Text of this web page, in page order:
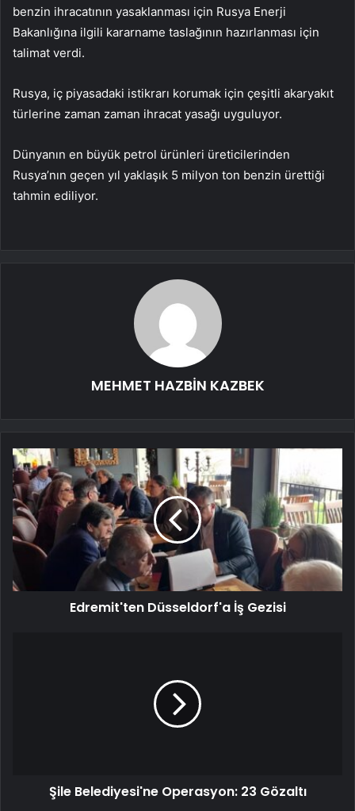
benzin ihracatının yasaklanması için Rusya Enerji
Bakanlığına ilgili kararname taslağının hazırlanması için
talimat verdi.
Rusya, iç piyasadaki istikrarı korumak için çeşitli akaryakıt
türlerine zaman zaman ihracat yasağı uyguluyor.
Dünyanın en büyük petrol ürünleri üreticilerinden
Rusya’nın geçen yıl yaklaşık 5 milyon ton benzin ürettiği
tahmin ediliyor.
MEHMET HAZBİN KAZBEK
Edremit'ten Düsseldorf'a İş Gezisi
Şile Belediyesi'ne Operasyon: 23 Gözaltı